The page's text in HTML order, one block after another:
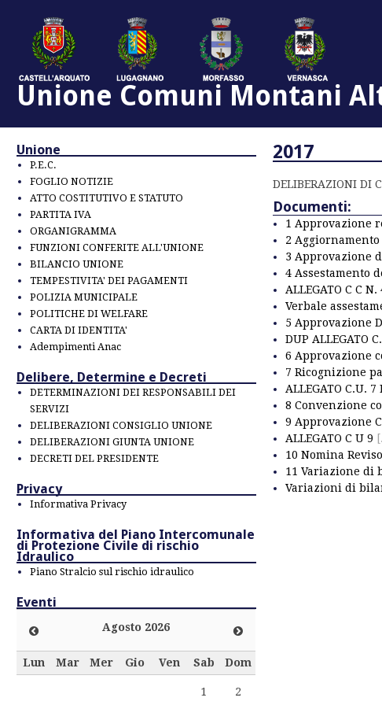
Unione Comuni Montani
Unione
P.E.C.
FOGLIO NOTIZIE
ATTO COSTITUTIVO E STATUTO
PARTITA IVA
ORGANIGRAMMA
FUNZIONI CONFERITE ALL'UNIONE
BILANCIO UNIONE
TEMPESTIVITA' DEI PAGAMENTI
POLIZIA MUNICIPALE
POLITICHE DI WELFARE
CARTA DI IDENTITA'
Adempimenti Anac
Delibere, Determine e Decreti
DETERMINAZIONI DEI RESPONSABILI DEI
SERVIZI
DELIBERAZIONI CONSIGLIO UNIONE
DELIBERAZIONI GIUNTA UNIONE
DECRETI DEL PRESIDENTE
Privacy
Informativa Privacy
Informativa del Piano Intercomunale
di Protezione Civile di rischio
Idraulico
Piano Stralcio sul rischio idraulico
Eventi
Agosto 2026
Lun Mar Mer Gio Ven Sab Dom
1 2
2017
DELIBERAZIONI DI
Documenti:
1 Approvazione
2
3 Approvazione
4 Assestamento
ALLEGATO C C
Verbale
5 Approvazione
DUP ALLEGATO
6 Approvazione
7 Ricognizione
ALLEGATO C.U. 7
8 Convenzione
9 Approvazione
ALLEGATO C U 9
10 Nomina
11 Variazione di
Variazioni di